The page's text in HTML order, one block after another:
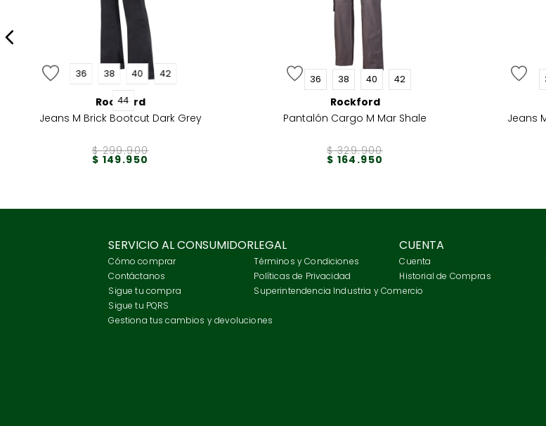
36 38 40 42
44
Rockford
Jeans M Brick Bootcut Dark Grey
$ 299.900
$ 149.950
36 38 40 42
Rockford
Pantalón Cargo M Mar Shale
$ 329.900
$ 164 .950
Jeans
SERVICIO AL CONSUMIDOR
Cómo comprar
Contáctanos
Sigue tu compra
Sigue tu PQRS
Gestiona tus cambios y devoluciones
LEGAL
Términos y Condiciones
Políticas de Privacidad
Superintendencia Industria y Comercio
CUENTA
Cuenta
Historial de Compras